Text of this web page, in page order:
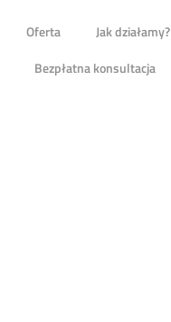
Oferta Jak działamy?
Bezpłatna konsultacja